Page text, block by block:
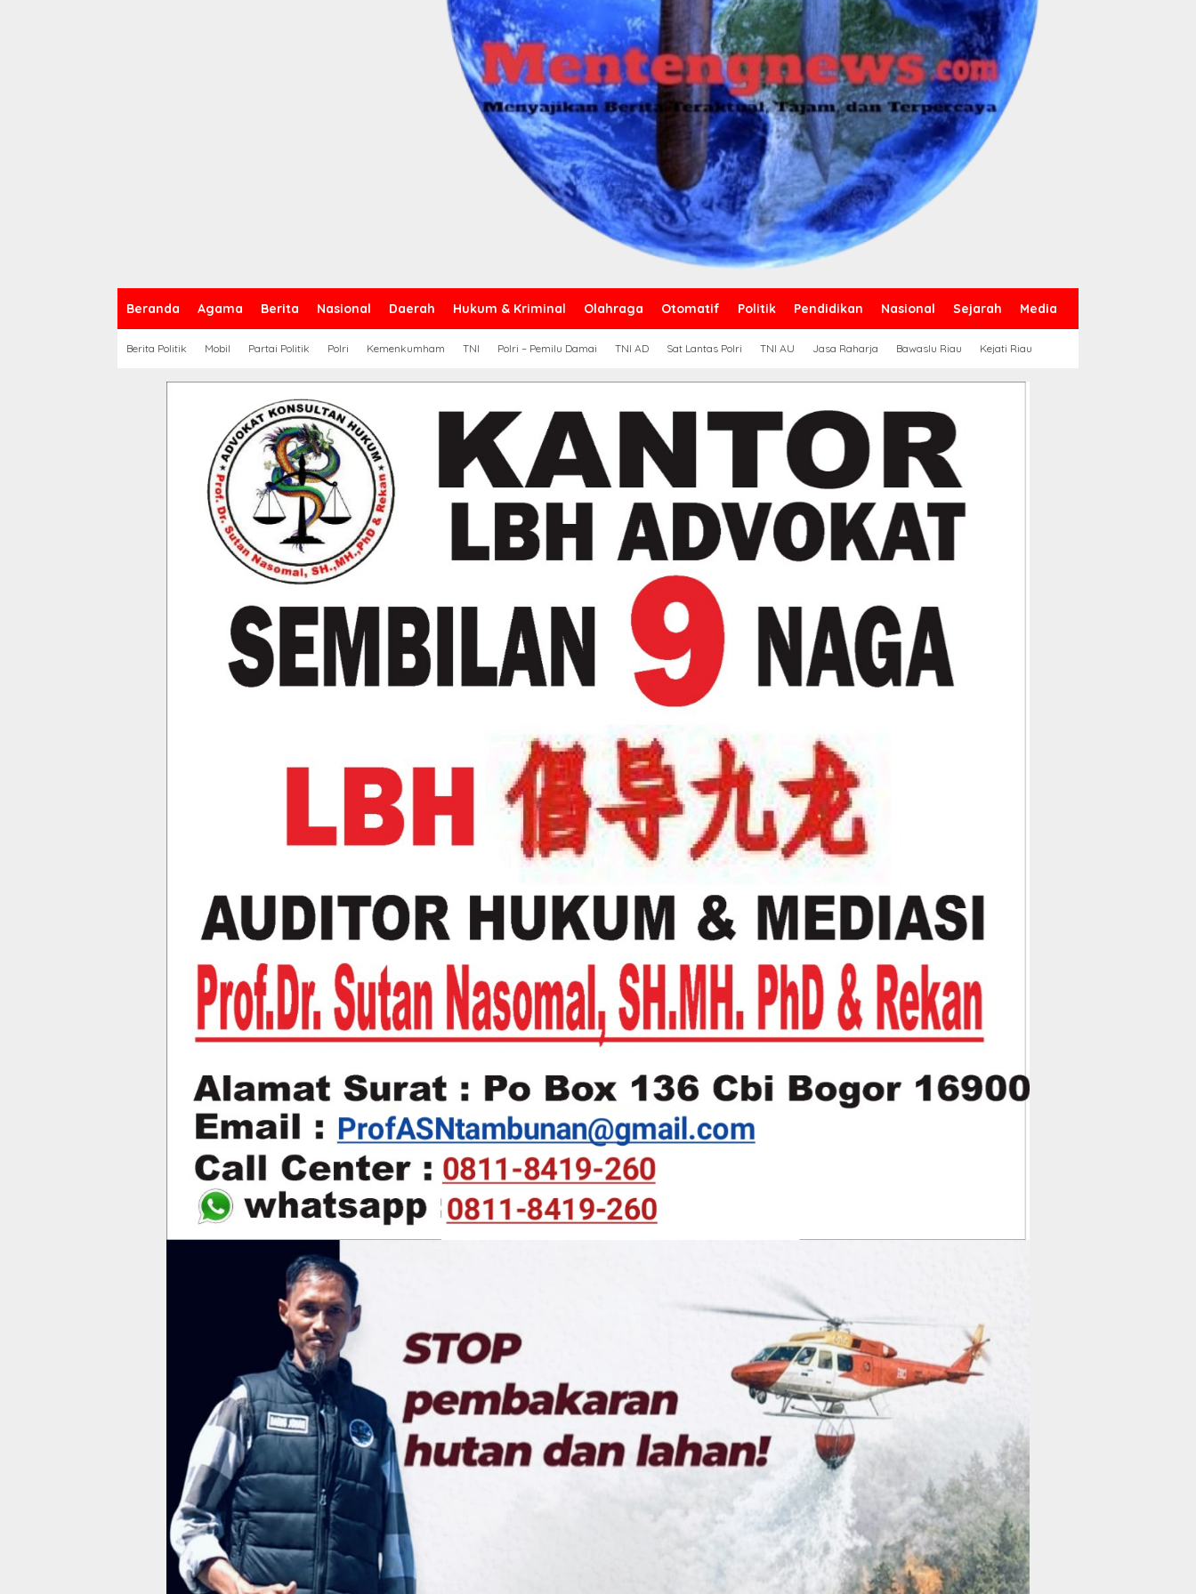
Beranda Agama Berita Nasional Daerah Hukum & Kriminal Olahraga Otomatif Politik Pendidikan Nasional Sejarah Media
Berita Politik Mobil Partai Politik Polri Kemenkumham TNI Polri – Pemilu Damai TNI AD Sat Lantas Polri TNI AU Jasa Raharja Bawaslu Riau Kejati Riau